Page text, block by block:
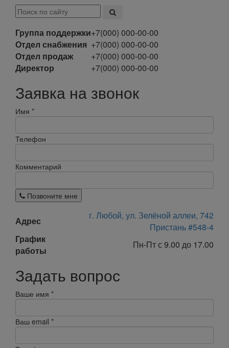
Группа поддержки+7(000) 000-00-00
Отдел снабжения +7(000) 000-00-00
Отдел продаж
+7(000) 000-00-00
Директор
+7(000) 000-00-00
Заявка на звонок
Имя *
Телефон
Комментарий
Позвоните мне
Адрес
г. Любой, ул. Зелёной аллеи, 742
Пристань #548-4
График
работы
Пн-Пт с 9.00 до 17.00
Задать вопрос
Ваше имя *
Ваш email *